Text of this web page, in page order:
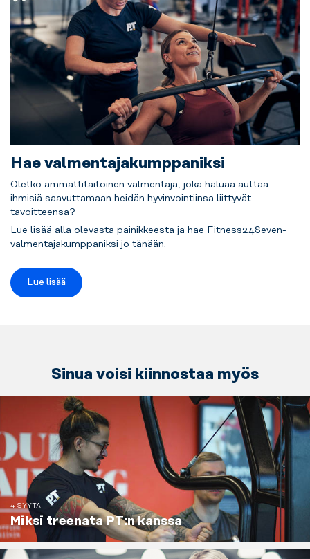
Hae valmentajakumppaniksi
Oletko ammattitaitoinen valmentaja, joka haluaa auttaa
ihmisiä saavuttamaan heidän hyvinvointiinsa liittyvät
tavoitteensa?
Lue lisää alla olevasta painikkeesta ja hae Fitness24Seven-
valmentajakumppaniksi jo tänään.
Lue lisää
Sinua voisi kiinnostaa myös
4 SYYTÄ
Miksi treenata PT:n kanssa